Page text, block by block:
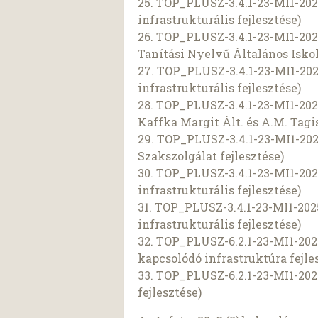
infrastrukturális fejlesztése)
26. TOP_PLUSZ-3.4.1-23-MI1-
Tanítási Nyelvű Általános
27. TOP_PLUSZ-3.4.1-23-MI1-
infrastrukturális fejlesztése)
28. TOP_PLUSZ-3.4.1-23-MI1-
Kaffka Margit Ált. és A.M.
29. TOP_PLUSZ-3.4.1-23-MI1-
Szakszolgálat fejlesztése)
30. TOP_PLUSZ-3.4.1-23-MI1-
infrastrukturális fejlesztése)
31. TOP_PLUSZ-3.4.1-23-MI1-
infrastrukturális fejlesztése)
32. TOP_PLUSZ-6.2.1-23-MI1-
kapcsolódó infrastruktúra
33. TOP_PLUSZ-6.2.1-23-
fejlesztése)